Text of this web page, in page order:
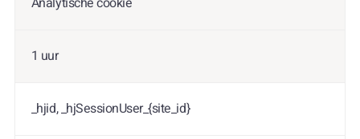
1 uur
_hjid, _hjSessionUser_{site_id}